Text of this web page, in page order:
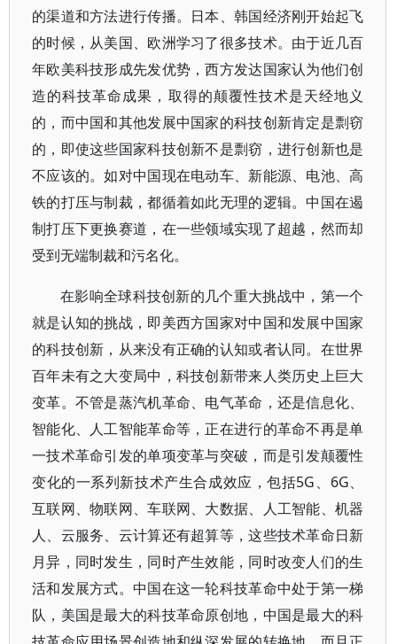
的渠道和方法进行传播。日本、韩国经济刚开始起飞
的时候，从美国、欧洲学习了很多技术。由于近几百
年欧美科技形成先发优势，西方发达国家认为他们创
造的科技革命成果，取得的颠覆性技术是天经地义
的，而中国和其他发展中国家的科技创新肯定是剽窃
的，即使这些国家科技创新不是剽窃，进行创新也是
不应该的。如对中国现在电动车、新能源、电池、高
铁的打压与制裁，都循着如此无理的逻辑。中国在遏
制打压下更换赛道，在一些领域实现了超越，然而却
受到无端制裁和污名化。
在影响全球科技创新的几个重大挑战中，第一个
就是认知的挑战，即美西方国家对中国和发展中国家
的科技创新，从来没有正确的认知或者认同。在世界
百年未有之大变局中，科技创新带来人类历史上巨大
变革。不管是蒸汽机革命、电气革命，还是信息化、
智能化、人工智能革命等，正在进行的革命不再是单
一技术革命引发的单项变革与突破，而是引发颠覆性
变化的一系列新技术产生合成效应，包括5G、6G、
互联网、物联网、车联网、大数据、人工智能、机器
人、云服务、云计算还有超算等，这些技术革命日新
月异，同时发生，同时产生效能，同时改变人们的生
活和发展方式。中国在这一轮科技革命中处于第一梯
队，美国是最大的科技革命原创地，中国是最大的科